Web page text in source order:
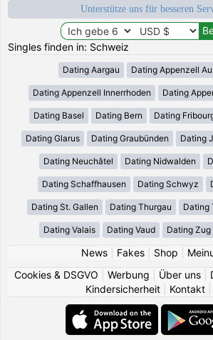
Unterstütze uns für besseren
Singles finden in: Schweiz
Dating Aargau Dating Appenzell
Dating Appenzell Innerrhoden Dating
Dating Basel Dating Bern Dating
Dating Glarus Dating Graubünden Dating
Dating Neuchâtel Dating Nidwalden
Dating Schaffhausen Dating Schwyz
Dating St. Gallen Dating Thurgau Dating
Dating Valais Dating Vaud Dating Zug
News| Fakes| Shop
Cookies & DSGVO
Werbung Über uns
Kindersicherheit
Kontakt